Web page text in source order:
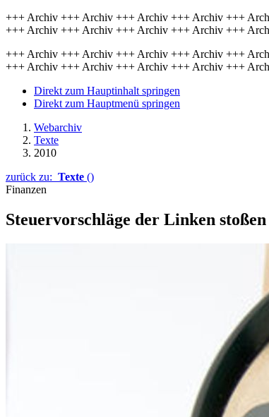
+++ Archiv +++ Archiv +++ Archiv +++ Archiv +++
+++ Archiv +++ Archiv +++ Archiv +++ Archiv +++
+++ Archiv +++ Archiv +++ Archiv +++ Archiv +++
+++ Archiv +++ Archiv +++ Archiv +++ Archiv +++
Direkt zum Hauptinhalt springen
Direkt zum Hauptmenü springen
Webarchiv
Texte
2010
zurück zu: Texte ()
Finanzen
Steuervorschläge der Linken